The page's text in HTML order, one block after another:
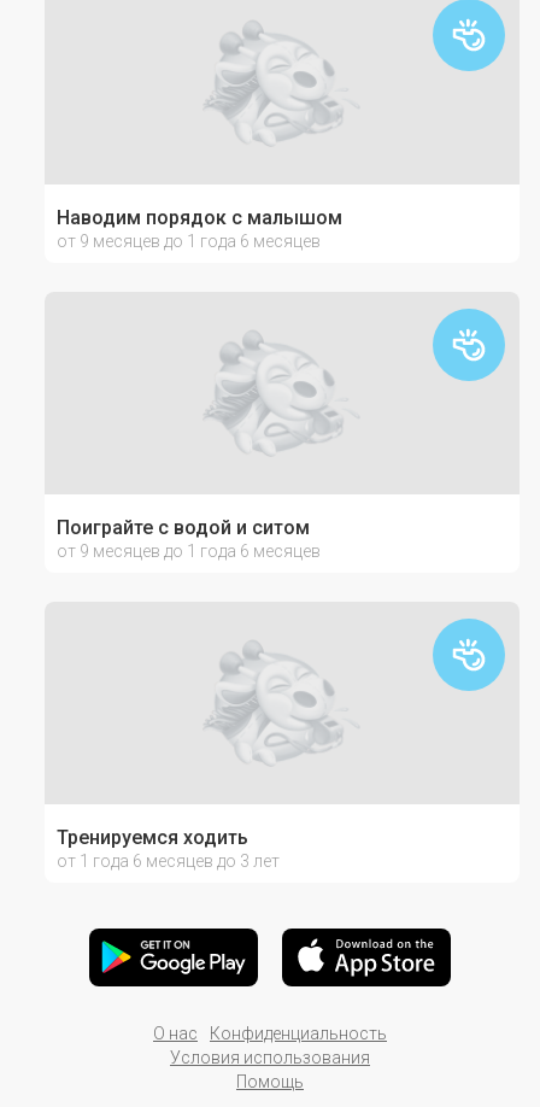
Наводим порядок с малышом
от 9 месяцев до 1 года 6 месяцев
Поиграйте с водой и ситом
от 9 месяцев до 1 года 6 месяцев
Тренируемся ходить
от 1 года 6 месяцев до 3 лет
О нас
Конфиденциальность
Условия использования
Помощь